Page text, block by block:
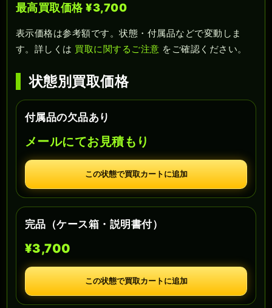
最高買取価格 ¥3,700
表示価格は参考額です。状態・付属品などで変動しま
す。詳しくは 買取に関するご注意 をご確認ください。
状態別買取価格
付属品の欠品あり
メールにてお見積もり
この状態で買取カートに追加
完品（ケース箱・説明書付）
¥3,700
この状態で買取カートに追加